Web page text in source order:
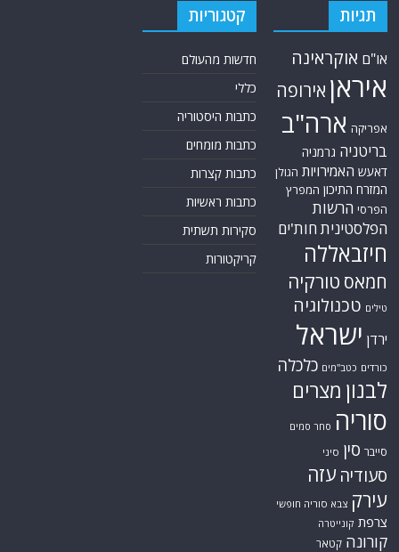
תגיות
או"ם אוקראינה
איראן אירופה
אפריקה ארה"ב
בריטניה גרמניה
דאעש האמירויות הגולן
המזרח התיכון המפרץ
הפרסי הרשות
הפלסטיניתחות'ים
חיזבאללה
חמאס טורקיה
טילים טכנולוגיה
ירדן ישראל
כורדים כטב"מים כלכלה
לבנון מצרים
סוריה סחר סמים
סייבר סין סיני
סעודיה עזה
עירק צבא סוריה חופשי
צרפת קונייטרה
קורונה קטאר
קטגוריות
חדשות מהעולם
כללי
כתבות היסטוריה
כתבות מומחים
כתבות קצרות
כתבות ראשיות
סקירות תשתית
קריקטורות